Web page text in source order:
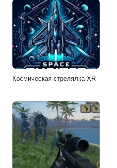
Космическая стрелялка XR